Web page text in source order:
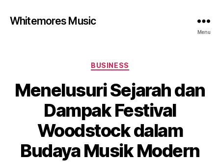
Whitemores Music
Menu
Categories
BUSINESS
Menelusuri Sejarah dan
Dampak Festival
Woodstock dalam
Budaya Musik Modern